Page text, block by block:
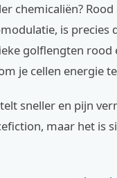
chemicaliën?
is precies
golflengten rood
je cellen energie
sneller en pijn
maar het is